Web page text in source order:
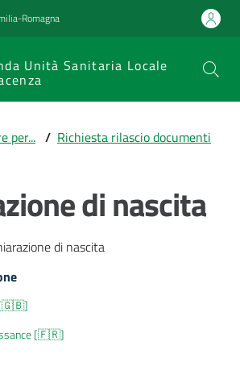
Romagna
Unità Sanitaria Locale
per... / Richiesta rilascio documenti
di nascita
di nascita
[🇬🇧]
[🇫🇷]